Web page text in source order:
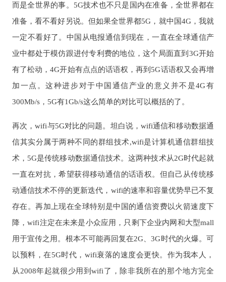
而是全世界的事。5G技术也不只是国内在准备，全世界都在
准备，看不看好另说。但如果全世界都5G，就中国4G，我就
一定不看好了。中国从电报通信到现在，一直在全球通信产
业中都处于模仿跟进付专利费的地位，这个局面直到3G开始
有了松动，4G开始有点点的话语权，再到5G话语权又会再增
加一点。这种进步对于中国通信产业的意义并不是4G有
300Mb/s，5G有1Gb/s这么简单的对比可以概括的了。
再次，wifi与5G对比的问题。坦白说，wifi通信和移动数据通
信其实分属于两种不同的群组技术,wifi是计算机通信群组技
术，5G是传统移动数据通信技术。这两种技术从2G时代起就
一直在对抗，希望获得移动通信的话语权。但自己从传统移
动通信技术不停的更新迭代，wifi的速率和容量优势早已不复
存在。再加上现在全球特别是中国的通信资费以火箭速度下
降，wifi注定在未来是小众应用，只剩下企业内网和大型mall
用于宣传之用。根本不可能再回复在2G、3G时代的火爆。可
以预料，在5G时代，wifi衰落的速度会更快。作为我本人，
从2008年起就很少用到wifi了，除非我所在的那个地方完全